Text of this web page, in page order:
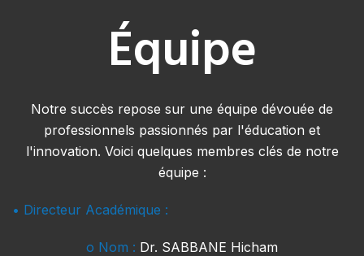
Équipe
Notre succès repose sur une équipe dévouée de
professionnels passionnés par l'éducation et
l'innovation. Voici quelques membres clés de notre
équipe :
• Directeur Académique :
o Nom : Dr. SABBANE Hicham